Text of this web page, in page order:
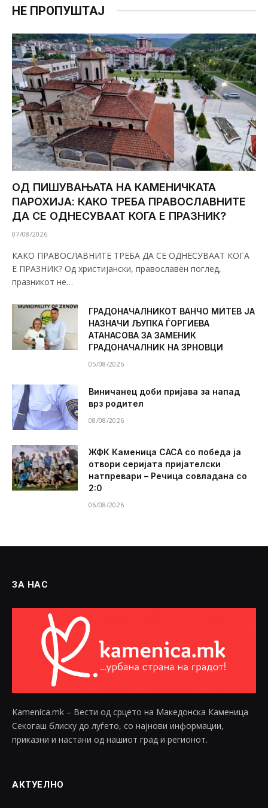
НЕ ПРОПУШТАЈ
ОД ПИШУВАЊАТА НА КАМЕНИЧКАТА
ПАРОХИЈА: КАКО ТРЕБА ПРАВОСЛАВНИТЕ
ДА СЕ ОДНЕСУВААТ КОГА Е ПРАЗНИК?
07/08/2026
КАКО ПРАВОСЛАВНИТЕ ТРЕБА ДА СЕ ОДНЕСУВААТ КОГА
Е ПРАЗНИК? Од христијански, православен поглед,
празникот не…
ГРАДОНАЧАЛНИКОТ ВАНЧО МИТЕВ ЈА
НАЗНАЧИ ЉУПКА ЃОРГИЕВА
АТАНАСОВА ЗА ЗАМЕНИК
ГРАДОНАЧАЛНИК НА ЗРНОВЦИ
05/08/2026
Виничанец доби пријава за напад
врз родител
08/08/2026
ЖФК Каменица САСА со победа ја
отвори серијата пријателски
натпревари – Речица совладана со
2:0
06/08/2026
ЗА НАС
Kamenica.mk – Вести од срцето на Македонска Каменица
Секогаш блиску до луѓето, со најнови информации,
приказни и настани од нашиот град и регионот.
АКТУЕЛНО